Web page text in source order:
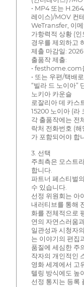
• MP4 또는
레이스)/MOV 컨
WeTransfer, 이
가항력적 상황 (
경우를 제외하고
제출 마감일:
출품작 제출:
• festhome.com
• 또는 우편/택배
“빌라 드 노이아”
노키아 카운슬
로잘리아 데 카스
15200 노이아 (라
각 출품작에는 전
락처 전화번호 (
가 포함되어야 합
3. 선택
주최측은 모스트
합니다.
파트너 페스티벌
수 있습니다.
선정 위원회는 아
내러티브를 통해
화를 전체적으로
연의 자연스러움
일관성과 시청자
는 이야기의 편집
품질에 세심한 주
작자의 개인적인
영화 세계에서 고
텔링 방식에도 높
선정 통지는 등록